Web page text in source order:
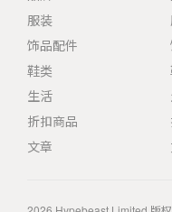
服装
饰品配件
鞋类
生活
折扣商品
文章